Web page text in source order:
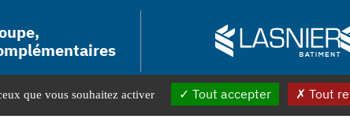
02 54 20 07 01 Mentions
que vous souhaitez activer Tout accepter Tout